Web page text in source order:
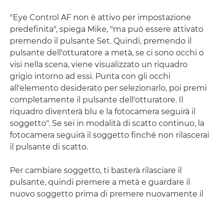
"Eye Control AF non è attivo per impostazione
predefinita", spiega Mike, "ma può essere attivato
premendo il pulsante Set. Quindi, premendo il
pulsante dell'otturatore a metà, se ci sono occhi o
visi nella scena, viene visualizzato un riquadro
grigio intorno ad essi. Punta con gli occhi
all'elemento desiderato per selezionarlo, poi premi
completamente il pulsante dell'otturatore. Il
riquadro diventerà blu e la fotocamera seguirà il
soggetto". Se sei in modalità di scatto continuo, la
fotocamera seguirà il soggetto finché non rilascerai
il pulsante di scatto.
Per cambiare soggetto, ti basterà rilasciare il
pulsante, quindi premere a metà e guardare il
nuovo soggetto prima di premere nuovamente il